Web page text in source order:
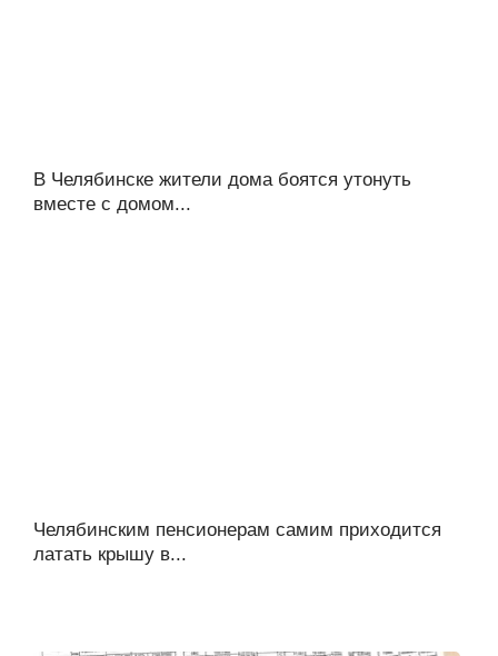
В Челябинске жители дома боятся утонуть
вместе с домом...
Челябинским пенсионерам самим приходится
латать крышу в...